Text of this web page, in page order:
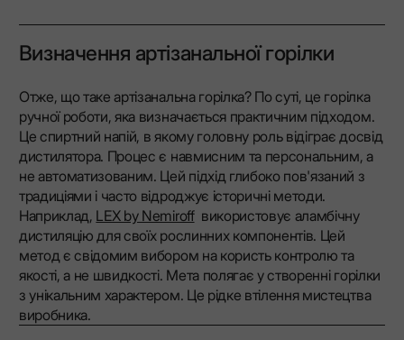
Визначення артізанальної горілки
Отже, що таке артізанальна горілка? По суті, це горілка
ручної роботи, яка визначається практичним підходом.
Це спиртний напій, в якому головну роль відіграє досвід
дистилятора. Процес є навмисним та персональним, а
не автоматизованим. Цей підхід глибоко пов'язаний з
традиціями і часто відроджує історичні методи.
Наприклад, LEX by Nemiroffвикористовує аламбічну
дистиляцію для своїх рослинних компонентів. Цей
метод є свідомим вибором на користь контролю та
якості, а не швидкості. Мета полягає у створенні горілки
з унікальним характером. Це рідке втілення мистецтва
виробника.